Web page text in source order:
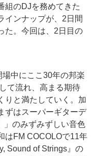
組のDJを務めてきた
インナップが、2日間
た。今回は、2日目の
中にここ30年の邦楽
て流れ、高まる期待
りと満たしていく。加
ずはスーパーギターデ
」のみずみずしい音色
はFM COCOLOで11年
Sound of Strings』の